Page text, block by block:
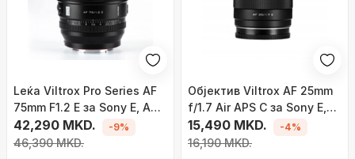
Leќa Viltrox Pro Series AF
75mm F1.2 E за Sony E, APS
C, црна
42,290 MKD.
46,390 MKD.
-9%
Објектив Viltrox AF 25mm
f/1.7 Air APS C за Sony E,
црн
15,490 MKD.
16,190 MKD.
-4%